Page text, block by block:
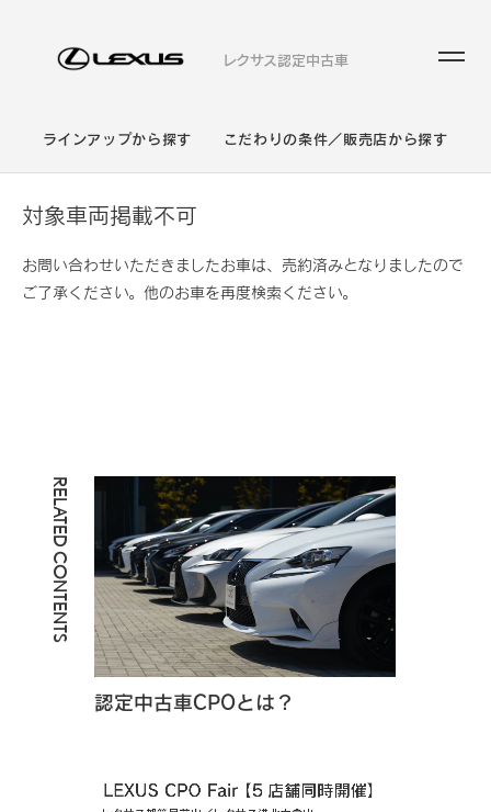
レクサス認定中古車
ラインアップから探す こだわりの条件／販売店から探す
対象車両掲載不可
お問い合わせいただきましたお車は、売約済みとなりましたので
ご了承ください。他のお車を再度検索ください。
RELATED CONTENTS
認定中古車CPOとは？